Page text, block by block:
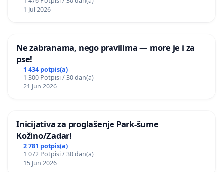
1 Jul 2026
Ne zabranama, nego pravilima — more je i za
pse!
1 434 potpis(a)
1 300 Potpisi / 30 dan(a)
21 Jun 2026
Inicijativa za proglašenje Park-šume
Kožino/Zadar!
2 781 potpis(a)
1 072 Potpisi / 30 dan(a)
15 Jun 2026